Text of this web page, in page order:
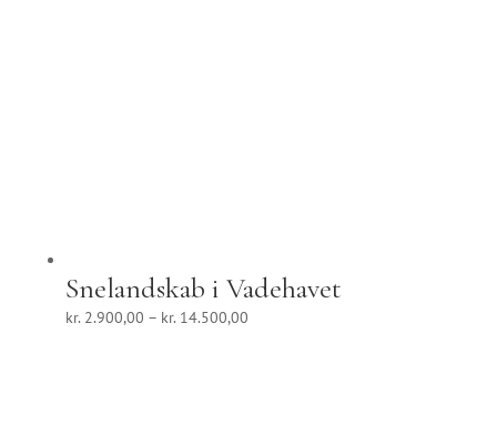
Snelandskab i Vadehavet
kr.2.900,00 – kr.14.500,00Prisinterval: